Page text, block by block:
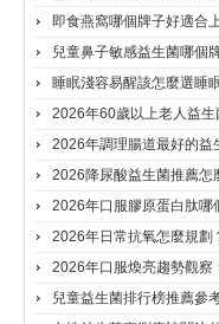
即食燕窩哪個牌子好適合